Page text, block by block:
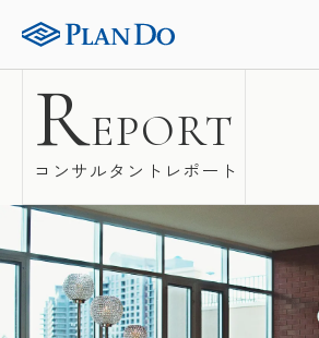
REPORT
コンサルタントレポート